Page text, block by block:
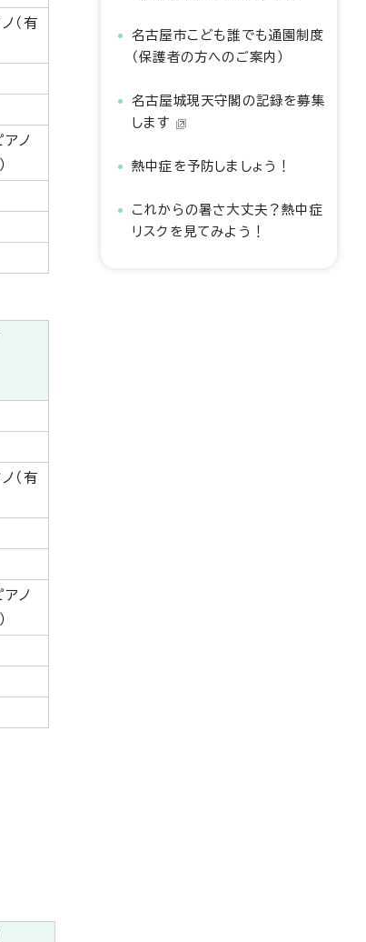
（有
アノ
（有
アノ
名古屋市こども誰でも通園制度
（保護者の方へのご案内）
名古屋城現天守閣の記録を募集
します
熱中症を予防しましょう！
これからの暑さ大丈夫？熱中症
リスクを見てみよう！